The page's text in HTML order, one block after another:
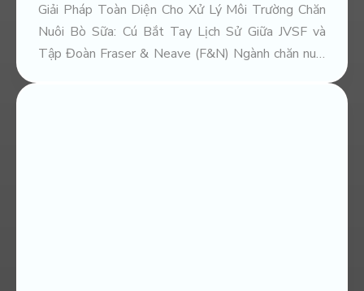
GIẢI PHÁP XỬ LÝ TĂNG CHẤT LƯỢNG
PHÂN HỮU CƠ TẠI TTC
Giải Pháp Toàn Diện Cho Xử Lý Môi Trường Chăn
Nuôi Bò Sữa: Cú Bắt Tay Lịch Sử Giữa JVSF và
Tập Đoàn Fraser & Neave (F&N) Ngành chăn nuôi